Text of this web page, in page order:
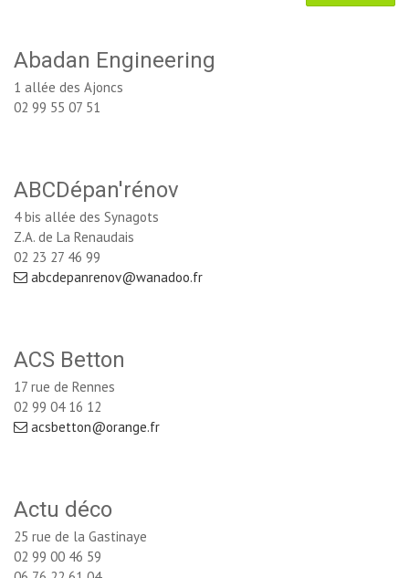
Abadan Engineering
1 allée des Ajoncs
02 99 55 07 51
ABCDépan'rénov
4 bis allée des Synagots
Z.A. de La Renaudais
02 23 27 46 99
abcdepanrenov@wanadoo.fr
ACS Betton
17 rue de Rennes
02 99 04 16 12
acsbetton@orange.fr
Actu déco
25 rue de la Gastinaye
02 99 00 46 59